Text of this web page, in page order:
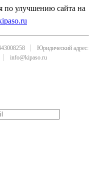
по улучшению сайта на
Юридический адрес:
info@kipaso.ru